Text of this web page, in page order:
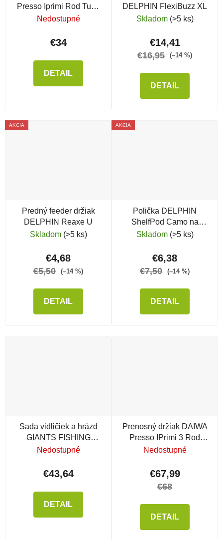
Presso Iprimi Rod Tube
Addition
Nedostupné
€34
DETAIL
DELPHIN FlexiBuzz XL
Skladom (>5 ks)
€14,41
€16,95 (–14 %)
DETAIL
AKCIA
Predný feeder držiak
DELPHIN Reaxe U
Skladom (>5 ks)
€4,68
€5,50 (–14 %)
DETAIL
AKCIA
Polička DELPHIN
ShelfPod Camo na
stojan
Skladom (>5 ks)
€6,38
€7,50 (–14 %)
DETAIL
Sada vidličiek a hrázd
GIANTS FISHING
Gaube Buzzer Bar Set 2
Nedostupné
€43,64
DETAIL
Prenosný držiak DAIWA
Presso IPrimi 3 Rod
Stand prútov
Nedostupné
€67,99
€68
DETAIL